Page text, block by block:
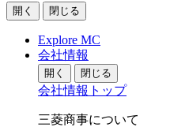
開く 閉じる
Explore MC
会社情報
開く 閉じる
会社情報トップ
三菱商事について